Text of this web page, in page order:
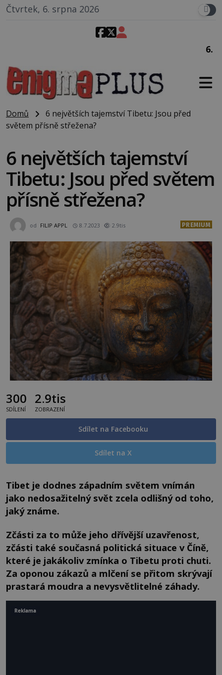
Čtvrtek, 6. srpna 2026
: Americký
Domů
6 největších tajemství Tibetu: Jsou před
světem přísně střežena?
6 největších tajemství
Tibetu: Jsou před světem
přísně střežena?
od FILIP APPL 8.7.2023 2.9tis PREMIUM
300
SDÍLENÍ
2.9tis
ZOBRAZENÍ
Sdílet na Facebooku
Sdílet na X
Tibet je dodnes západním světem vnímán
jako nedosažitelný svět zcela odlišný od toho,
jaký známe.
Zčásti za to může jeho dřívější uzavřenost,
zčásti také současná politická situace v Číně,
které je jakákoliv zmínka o Tibetu proti chuti.
Za oponou zákazů a mlčení se přitom skrývají
prastará moudra a nevysvětlitelné záhady.
Reklama